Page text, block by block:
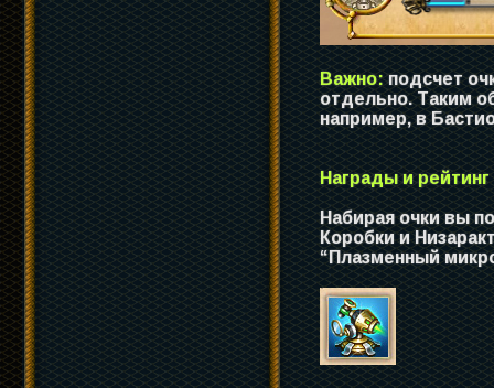
Важно: подсчет
отдельно. Таким
например, в
Награды и рейтинг
Набирая очки вы
Коробки и
“Плазменный